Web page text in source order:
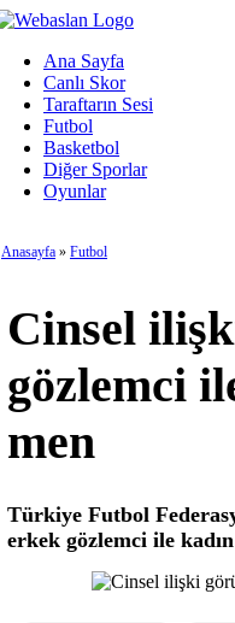
Ana Sayfa
Canlı Skor
Taraftarın Sesi
Futbol
Basketbol
Diğer Sporlar
Oyunlar
Anasayfa » Futbol
Cinsel
gözlemci
men
Türkiye Futbol
erkek gözlemci ile